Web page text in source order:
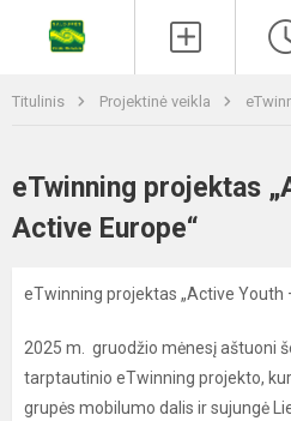
Titulinis Projektinė veikla
eTwinning projektas
Active Europe“
eTwinning projektas „Active Youth
2025 m. gruodžio mėnesį aštuoni
tarptautinio eTwinning projekto,
grupės mobilumo dalis ir sujungė